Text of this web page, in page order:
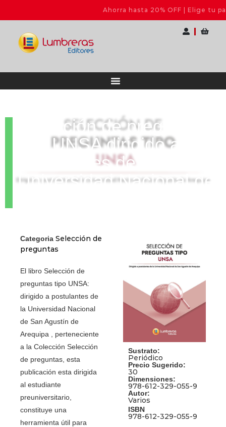
Ahorra hasta 20% OFF | Elige tu pack
Selección de preguntas
tipo UNSA dirigido a
postulantes de la
Universidad Nacional de
Categoria Selección de
preguntas
El libro Selección de
preguntas tipo UNSA:
dirigido a postulantes de
la Universidad Nacional
de San Agustín de
Arequipa , perteneciente
a la Colección Selección
de preguntas, esta
publicación esta dirigida
al estudiante
preuniversitario,
constituye una
herramienta útil para
Sustrato:
Periódico
Precio Sugerido:
30
Dimensiones:
978-612-329-055-9
Autor:
Varios
ISBN
978-612-329-055-9